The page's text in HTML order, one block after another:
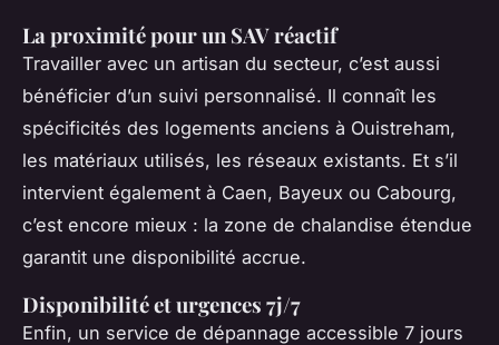
La proximité pour un SAV réactif
Travailler avec un artisan du secteur, c’est aussi
bénéficier d’un suivi personnalisé. Il connaît les
spécificités des logements anciens à Ouistreham,
les matériaux utilisés, les réseaux existants. Et s’il
intervient également à Caen, Bayeux ou Cabourg,
c’est encore mieux : la zone de chalandise étendue
garantit une disponibilité accrue.
Disponibilité et urgences 7j/7
Enfin, un service de dépannage accessible 7 jours